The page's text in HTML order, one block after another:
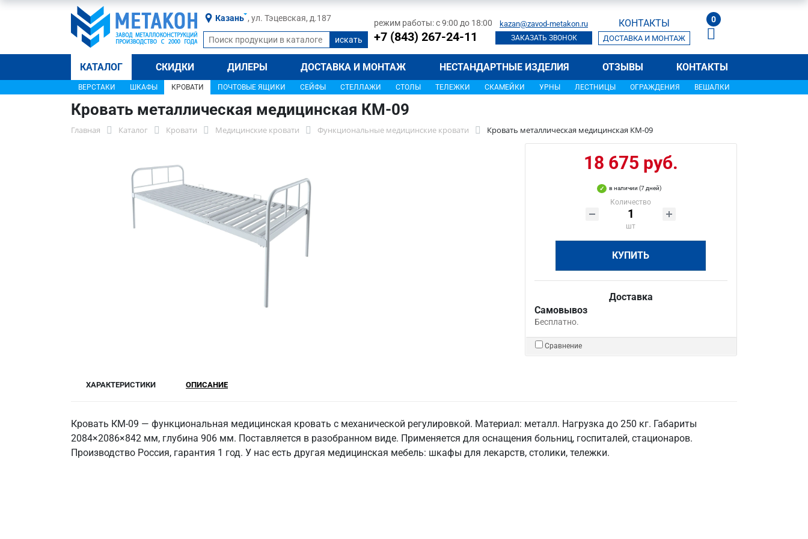
Казань , ул. Тэцевская, д.187 режим работы: с 9:00 до 18:00
+7 (843) 267-24-11
kazan@zavod-metakon.ru
ЗАКАЗАТЬ ЗВОНОК
КОНТАКТЫ
ДОСТАВКА И МОНТАЖ
0
КАТАЛОГ СКИДКИ ДИЛЕРЫ ДОСТАВКА И МОНТАЖ НЕСТАНДАРТНЫЕ ИЗДЕЛИЯ ОТЗЫВЫ КОНТАКТЫ
ВЕРСТАКИ ШКАФЫ КРОВАТИ ПОЧТОВЫЕ ЯЩИКИ СЕЙФЫ СТЕЛЛАЖИ СТОЛЫ ТЕЛЕЖКИ СКАМЕЙКИ УРНЫ ЛЕСТНИЦЫ ОГРАЖДЕНИЯ ВЕШАЛКИ
Кровать металлическая медицинская КМ-09
Главная Каталог Кровати Медицинские кровати Функциональные медицинские кровати Кровать металлическая медицинская КМ-09
18 675 руб.
в наличии (7 дней)
Количество
шт
КУПИТЬ
Доставка
Самовывоз
Бесплатно.
Сравнение
ХАРАКТЕРИСТИКИ ОПИСАНИЕ
Кровать КМ-09 — функциональная медицинская кровать с механической регулировкой. Материал: металл. Нагрузка до 250 кг. Габариты
2084×2086×842 мм, глубина 906 мм. Поставляется в разобранном виде. Применяется для оснащения больниц, госпиталей, стационаров.
Производство Россия, гарантия 1 год. У нас есть другая медицинская мебель: шкафы для лекарств, столики, тележки.